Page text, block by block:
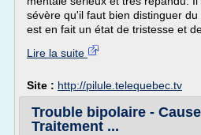
sévère qu'il faut bien distinguer
est en fait un état de tristesse et
Lire la suite
Site : http://pilule.telequebec.tv
Trouble bipolaire -
Traitement ...